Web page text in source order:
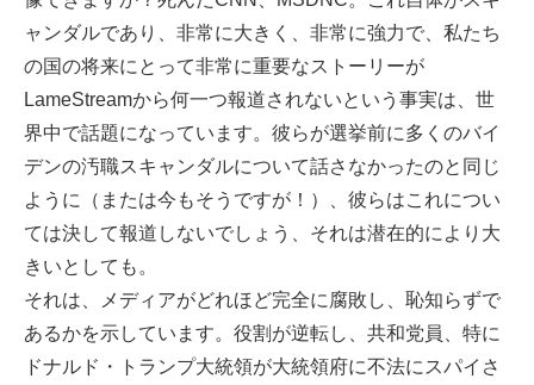
ャンダルであり、非常に大きく、非常に強力で、私たち
の国の将来にとって非常に重要なストーリーが
LameStreamから何一つ報道されないという事実は、世
界中で話題になっています。彼らが選挙前に多くのバイ
デンの汚職スキャンダルについて話さなかったのと同じ
ように（または今もそうですが！）、彼らはこれについ
ては決して報道しないでしょう、それは潜在的により大
きいとしても。
それは、メディアがどれほど完全に腐敗し、恥知らずで
あるかを示しています。役割が逆転し、共和党員、特に
ドナルド・トランプ大統領が大統領府に不法にスパイさ